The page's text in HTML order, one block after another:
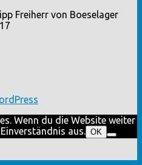
Freiherr von Boeselager
Wenn du die Website weiter
aus. OK